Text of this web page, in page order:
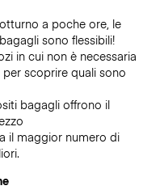
a poche ore, le
sono flessibili!
in cui non è necessaria
per scoprire quali sono
bagagli offrono il
il maggior numero di